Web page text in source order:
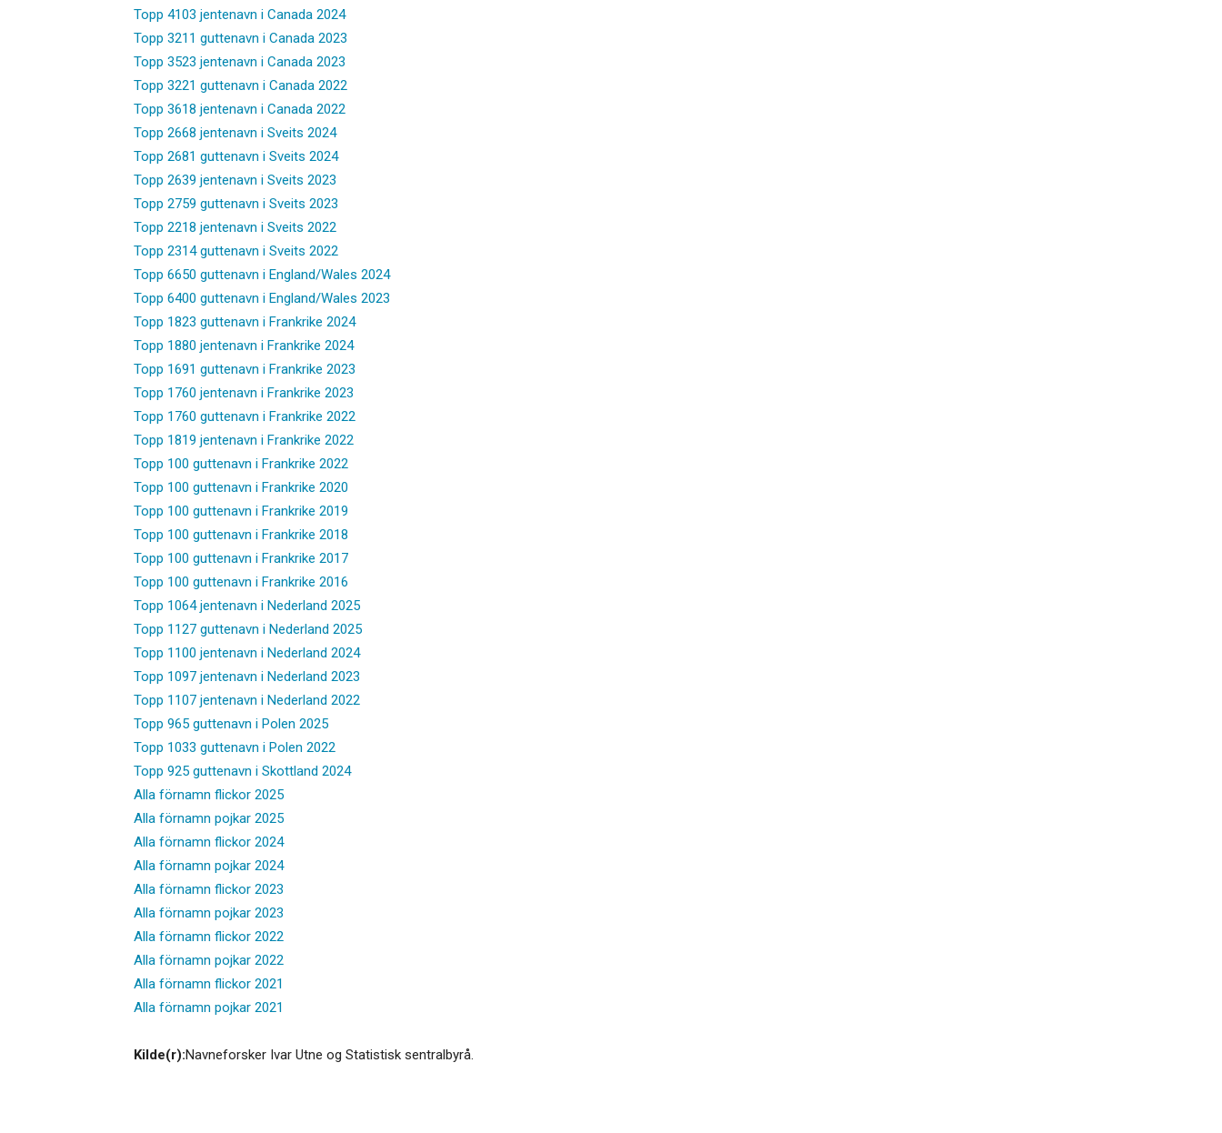
Topp 4103 jentenavn i Canada 2024
Topp 3211 guttenavn i Canada 2023
Topp 3523 jentenavn i Canada 2023
Topp 3221 guttenavn i Canada 2022
Topp 3618 jentenavn i Canada 2022
Topp 2668 jentenavn i Sveits 2024
Topp 2681 guttenavn i Sveits 2024
Topp 2639 jentenavn i Sveits 2023
Topp 2759 guttenavn i Sveits 2023
Topp 2218 jentenavn i Sveits 2022
Topp 2314 guttenavn i Sveits 2022
Topp 6650 guttenavn i England/Wales 2024
Topp 6400 guttenavn i England/Wales 2023
Topp 1823 guttenavn i Frankrike 2024
Topp 1880 jentenavn i Frankrike 2024
Topp 1691 guttenavn i Frankrike 2023
Topp 1760 jentenavn i Frankrike 2023
Topp 1760 guttenavn i Frankrike 2022
Topp 1819 jentenavn i Frankrike 2022
Topp 100 guttenavn i Frankrike 2022
Topp 100 guttenavn i Frankrike 2020
Topp 100 guttenavn i Frankrike 2019
Topp 100 guttenavn i Frankrike 2018
Topp 100 guttenavn i Frankrike 2017
Topp 100 guttenavn i Frankrike 2016
Topp 1064 jentenavn i Nederland 2025
Topp 1127 guttenavn i Nederland 2025
Topp 1100 jentenavn i Nederland 2024
Topp 1097 jentenavn i Nederland 2023
Topp 1107 jentenavn i Nederland 2022
Topp 965 guttenavn i Polen 2025
Topp 1033 guttenavn i Polen 2022
Topp 925 guttenavn i Skottland 2024
Alla förnamn flickor 2025
Alla förnamn pojkar 2025
Alla förnamn flickor 2024
Alla förnamn pojkar 2024
Alla förnamn flickor 2023
Alla förnamn pojkar 2023
Alla förnamn flickor 2022
Alla förnamn pojkar 2022
Alla förnamn flickor 2021
Alla förnamn pojkar 2021
Kilde(r):Navneforsker Ivar Utne og Statistisk sentralbyrå.